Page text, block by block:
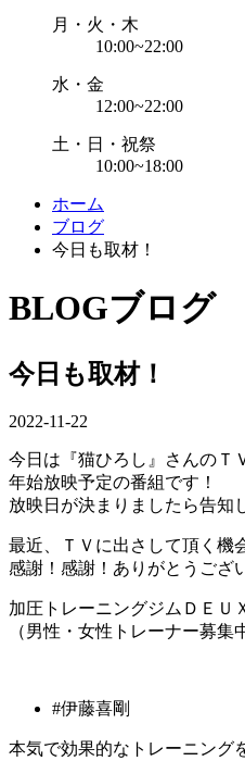
月・火・木
10:00~22:00
水・金
12:00~22:00
土・日・祝祭
10:00~18:00
ホーム
ブログ
今日も取材！
BLOGブログ
今日も取材！
2022-11-22
今日は『猫ひろし』さんのＴ
年始放映予定の番組です！
放映日が決まりましたら告知
最近、ＴＶに出さして頂く機
感謝！感謝！ありがとうござ
加圧トレーニングジムＤＥＵ
（男性・女性トレーナー募集
#伊藤喜剛
本気で効果的なトレーニング